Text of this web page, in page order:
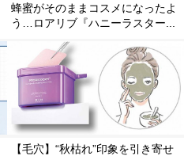
蜂蜜がそのままコスメになったよ
う…ロアリブ『ハニーラスター...
【毛穴】“秋枯れ”印象を引き寄せ